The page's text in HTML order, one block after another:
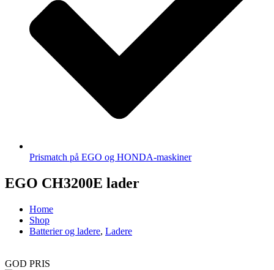
Prismatch på EGO og HONDA-maskiner
EGO CH3200E lader
Home
Shop
Batterier og ladere, Ladere
GOD PRIS